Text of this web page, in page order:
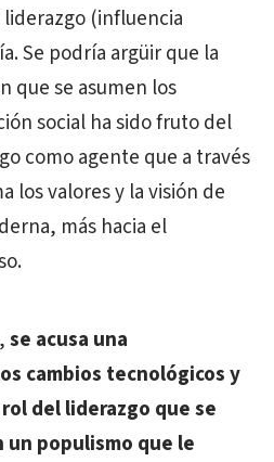
(influencia
Se podría argüir que la
que se asumen los
social ha sido fruto del
como agente que a través
los valores y la visión de
más hacia el
se acusa una
cambios tecnológicos y
del liderazgo que se
populismo que le